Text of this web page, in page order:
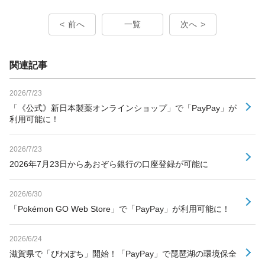
前へ 一覧 次へ
関連記事
2026/7/23
「《公式》新日本製薬オンラインショップ」で「PayPay」が
利用可能に！
2026/7/23
2026年7月23日からあおぞら銀行の口座登録が可能に
2026/6/30
「Pokémon GO Web Store」で「PayPay」が利用可能に！
2026/6/24
滋賀県で「びわぽち」開始！「PayPay」で琵琶湖の環境保全